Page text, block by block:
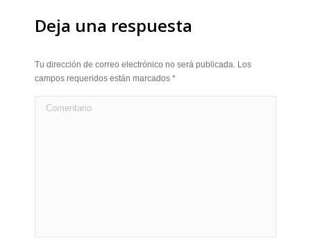
Deja una respuesta
Tu dirección de correo electrónico no será publicada. Los
campos requeridos están marcados *
Comentario